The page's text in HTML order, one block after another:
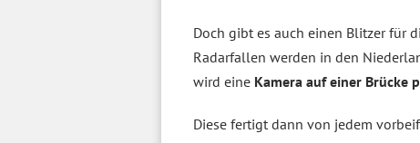
Doch gibt es auch einen Blitzer für
Radarfallen werden in den
wird eine Kamera auf einer Brücke
Diese fertigt dann von jedem